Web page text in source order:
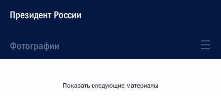
Президент России
Фотографии
Показать следующие материалы